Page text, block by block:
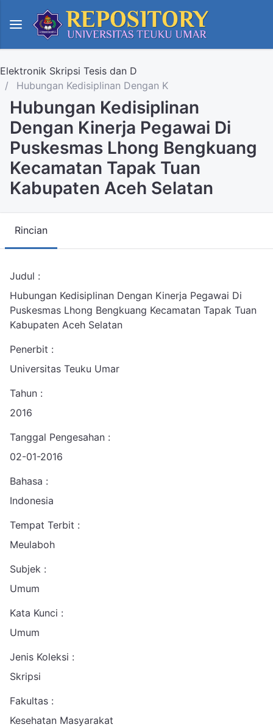
Elektronik Skripsi Tesis dan D
Hubungan Kedisiplinan Dengan K
Hubungan Kedisiplinan
Dengan Kinerja Pegawai Di
Puskesmas Lhong Bengkuang
Kecamatan Tapak Tuan
Kabupaten Aceh Selatan
Rincian
Judul :
Hubungan Kedisiplinan Dengan Kinerja Pegawai Di
Puskesmas Lhong Bengkuang Kecamatan Tapak Tuan
Kabupaten Aceh Selatan
Penerbit :
Universitas Teuku Umar
Tahun :
2016
Tanggal Pengesahan :
02-01-2016
Bahasa :
Indonesia
Tempat Terbit :
Meulaboh
Subjek :
Umum
Kata Kunci :
Umum
Jenis Koleksi :
Skripsi
Fakultas :
Kesehatan Masyarakat